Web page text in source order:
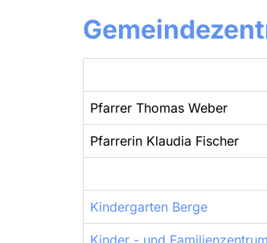
Pfarrer Thomas Weber
Pfarrerin Klaudia Fischer
Kindergarten Berge
Kinder - und